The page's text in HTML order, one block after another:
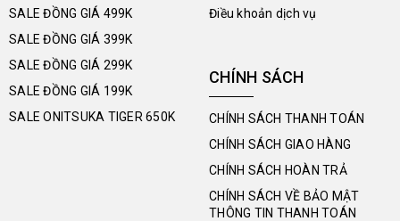
SALE ĐỒNG GIÁ 499K
SALE ĐỒNG GIÁ 399K
SALE ĐỒNG GIÁ 299K
SALE ĐỒNG GIÁ 199K
SALE ONITSUKA TIGER 650K
Điều khoản dịch vụ
CHÍNH SÁCH
CHÍNH SÁCH THANH TOÁN
CHÍNH SÁCH GIAO HÀNG
CHÍNH SÁCH HOÀN TRẢ
CHÍNH SÁCH VỀ BẢO MẬT
THÔNG TIN THANH TOÁN